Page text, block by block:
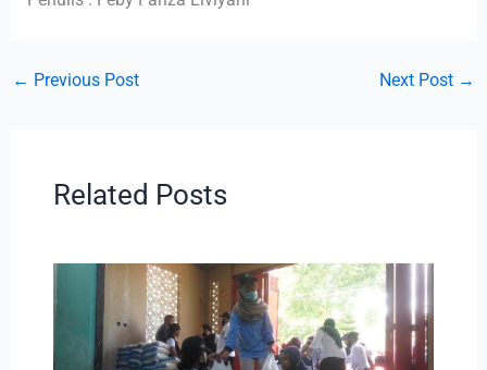
← Previous Post Next Post →
Related Posts